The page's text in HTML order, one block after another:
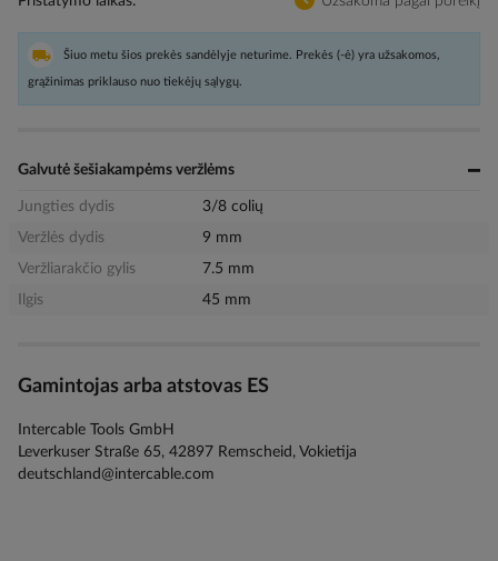
Šiuo metu šios prekės sandėlyje neturime. Prekės (-ė) yra užsakomos,
grąžinimas priklauso nuo tiekėjų sąlygų.
Galvutė šešiakampėms veržlėms
Jungties dydis
3/8 colių
Veržlės dydis
9 mm
Veržliarakčio gylis
7.5 mm
Ilgis
45 mm
Gamintojas arba atstovas ES
Intercable Tools GmbH
Leverkuser Straße 65, 42897 Remscheid, Vokietija
deutschland@intercable.com